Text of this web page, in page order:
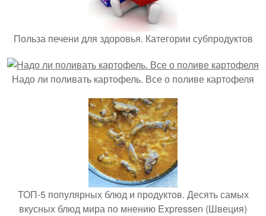
Польза печени для здоровья. Категории субпродуктов
Надо ли поливать картофель. Все о поливе картофеля
ТОП-5 популярных блюд и продуктов. Десять самых
вкусных блюд мира по мнению Expressen (Швеция)